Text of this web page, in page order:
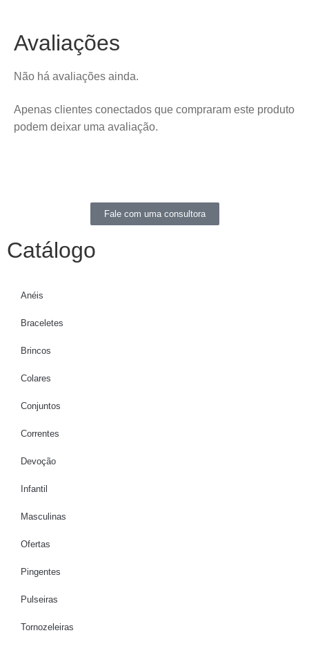
Avaliações
Não há avaliações ainda.
Apenas clientes conectados que compraram este produto
podem deixar uma avaliação.
Fale com uma consultora
Catálogo
Anéis
Braceletes
Brincos
Colares
Conjuntos
Correntes
Devoção
Infantil
Masculinas
Ofertas
Pingentes
Pulseiras
Tornozeleiras